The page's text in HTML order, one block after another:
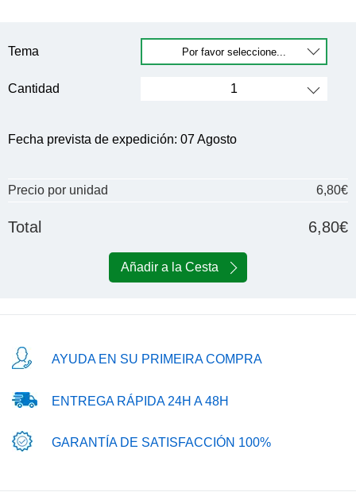
Tema
Cantidad
Fecha prevista de expedición: 07 Agosto
Precio por unidad 6,80€
Total 6,80€
Añadir a la Cesta
AYUDA EN SU PRIMEIRA COMPRA
ENTREGA RÁPIDA 24H A 48H
GARANTÍA DE SATISFACCIÓN 100%